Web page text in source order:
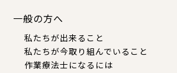
一般の方へ
私たちが出来ること
私たちが今取り組んでいること
作業療法士になるには